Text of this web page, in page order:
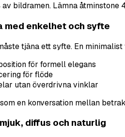
bildramen. Lämna åtminstone
med enkelhet och syfte
tjäna ett syfte. En
för formell elegans
för flöde
utan överdrivna vinklar
en konversation mellan
diffus och naturlig